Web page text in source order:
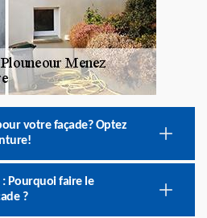
votre façade? Optez
Pourquoi faire le
?